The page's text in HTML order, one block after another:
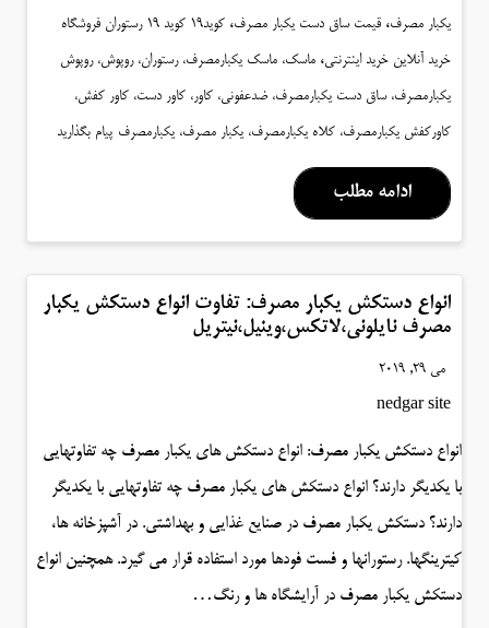
یکبار مصرف، قیمت ساق دست یکبار مصرف، کوید19 کوید 19 رستوران فروشگاه
خرید آنلاین خرید اینترنتی، ماسک، ماسک یکبارمصرف، رستوران، روپوش، روپوش
یکبارمصرف، ساق دست یکبارمصرف، ضدعفونی، کاور، کاور دست، کاور کفش،
کاورکفش یکبارمصرف، کلاه یکبارمصرف، یکبار مصرف، یکبارمصرف پیام بگذارید
ادامه مطلب
انواع دستکش یکبار مصرف: تفاوت انواع دستکش یکبار
مصرف نایلونی،لاتکس،وینیل،نیتریل
می 29, 2019
nedgar site
انواع دستکش یکبار مصرف: انواع دستکش های یکبار مصرف چه تفاوتهایی
با یکدیگر دارند؟ انواع دستکش های یکبار مصرف چه تفاوتهایی با یکدیگر
دارند؟ دستکش یکبار مصرف در صنایع غذایی و بهداشتی. در آشپزخانه ها،
کیترینگها. رستورانها و فست فودها مورد استفاده قرار می گیرد. همچنین انواع
دستکش یکبار مصرف در آرایشگاه ها و رنگ…